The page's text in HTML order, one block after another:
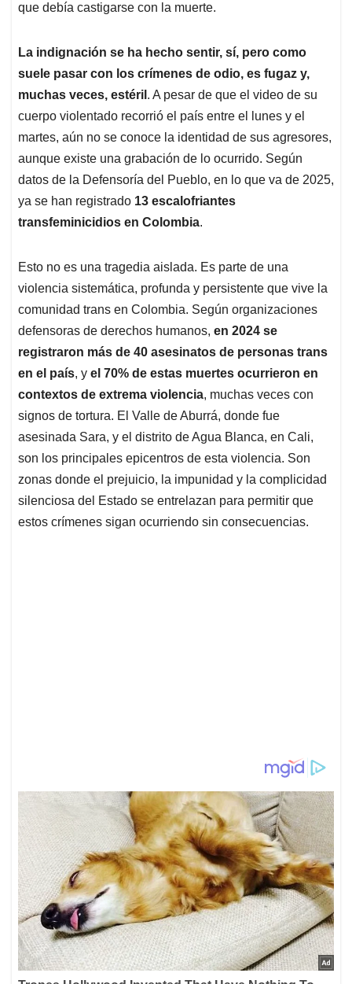
que debía castigarse con la muerte.
La indignación se ha hecho sentir, sí, pero como
suele pasar con los crímenes de odio, es fugaz y,
muchas veces, estéril . A pesar de que el video de su
cuerpo violentado recorrió el país entre el lunes y el
martes, aún no se conoce la identidad de sus agresores,
aunque existe una grabación de lo ocurrido. Según
datos de la Defensoría del Pueblo, en lo que va de 2025,
ya se han registrado 13 escalofriantes
transfeminicidios en Colombia.
Esto no es una tragedia aislada. Es parte de una
violencia sistemática, profunda y persistente que vive la
comunidad trans en Colombia. Según organizaciones
defensoras de derechos humanos, en 2024 se
registraron más de 40 asesinatos de personas trans
en el país, y el 70% de estas muertes ocurrieron en
contextos de extrema violencia, muchas veces con
signos de tortura. El Valle de Aburrá, donde fue
asesinada Sara, y el distrito de Agua Blanca, en Cali,
son los principales epicentros de esta violencia. Son
zonas donde el prejuicio, la impunidad y la complicidad
silenciosa del Estado se entrelazan para permitir que
estos crímenes sigan ocurriendo sin consecuencias.